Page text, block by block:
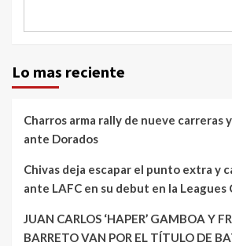
Lo mas reciente
Charros arma rally de nueve carreras
ante Dorados
Chivas deja escapar el punto extra y
ante LAFC en su debut en la Leagues
JUAN CARLOS ‘HAPER’ GAMBOA Y
BARRETO VAN POR EL TÍTULO DE